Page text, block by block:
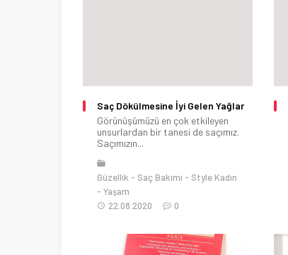
Saç Dökülmesine İyi Gelen Yağlar
Görünüşümüzü en çok etkileyen
unsurlardan bir tanesi de saçımız.
Saçımızın...
Güzellik Saç Bakımı
Style Kadın
Yaşam
22.08.2020
0